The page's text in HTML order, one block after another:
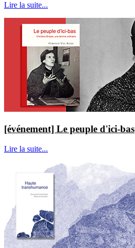
Lire la suite...
[événement] Le peuple d'ici-bas
Lire la suite...